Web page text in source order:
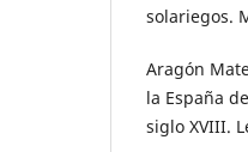
solariegos.
Aragón
la España
siglo XVIII.